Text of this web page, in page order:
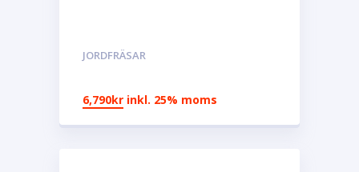
JORDFRÄSAR
6,790kr inkl. 25% moms